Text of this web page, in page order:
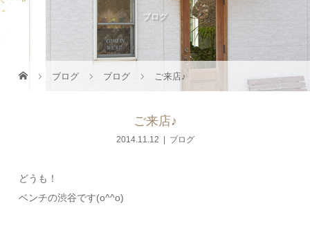
ブログ
ブログ ブログ ご来店♪
ご来店♪
2014.11.12 ブログ
どうも！
ベンチの渋谷です(o^^o)